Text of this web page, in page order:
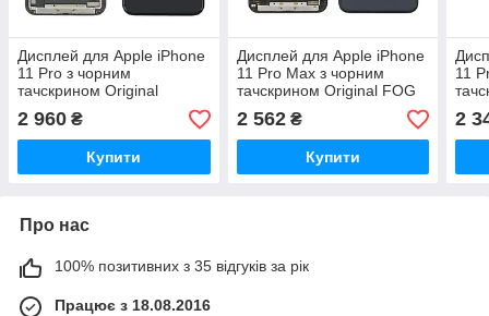
Дисплей для Apple iPhone
11 Pro з чорним
тачскрином Original
2 960 ₴
Купити
Дисплей для Apple iPhone
11 Pro Max з чорним
тачскрином Original FOG
2 562₴
Купити
11
2
Про нас
100% позитивних з 35 відгуків за рік
Працює з 18.08.2016